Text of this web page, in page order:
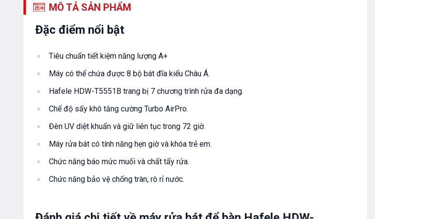
MÔ TẢ SẢN PHẨM
Đặc điểm nổi bật
Tiêu chuẩn tiết kiệm năng lượng A+
Máy có thể chứa được 8 bộ bát đĩa kiểu Châu Á.
Hafele HDW-T5551B trang bị 7 chương trình rửa đa dạng.
Chế độ sấy khô tăng cường Turbo AirPro.
Đèn UV diệt khuẩn và giữ liên tục trong 72 giờ.
Máy rửa bát có tính năng hẹn giờ và khóa trẻ em.
Chức năng báo mức muối và chất tẩy rửa.
Chức năng bảo vệ chống tràn, rò rỉ nước.